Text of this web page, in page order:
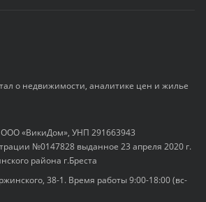
о недвижимости, аналитике цен и жилье
ООО «ВикиДом», УНП 291663943
№0147828 выданное 23 апреля 2020 г.
района г.Бреста
38-1. Время работы 9:00-18:00 (вс-